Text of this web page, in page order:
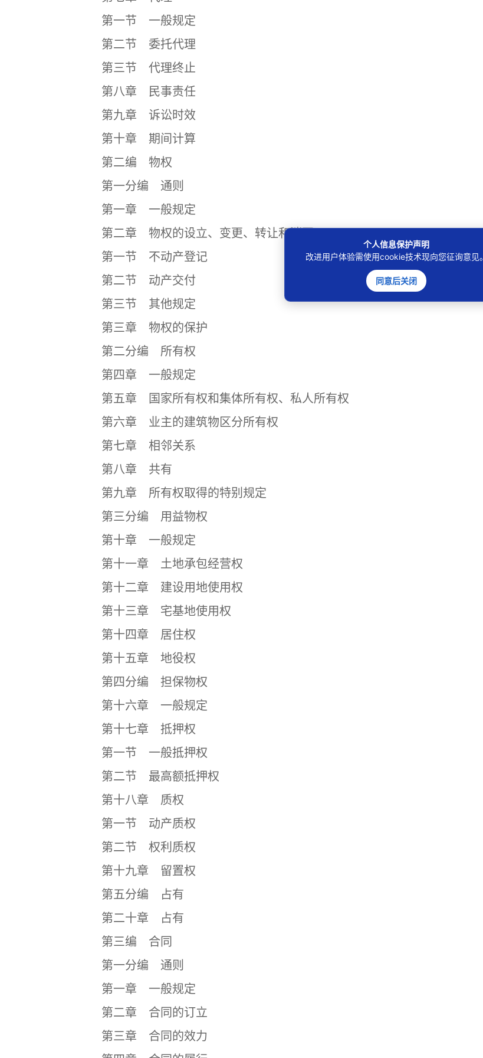
第一节 一般规定
第二节 委托代理
第三节 代理终止
第八章 民事责任
第九章 诉讼时效
第十章 期间计算
第二编 物权
第一分编 通则
第一章 一般规定
第二章 物权的设立、变更、转让和消灭
第一节 不动产登记
第二节 动产交付
第三节 其他规定
第三章 物权的保护
第二分编 所有权
第四章 一般规定
第五章 国家所有权和集体所有权、私人所有权
第六章 业主的建筑物区分所有权
第七章 相邻关系
第八章 共有
第九章 所有权取得的特别规定
第三分编 用益物权
第十章 一般规定
第十一章 土地承包经营权
第十二章 建设用地使用权
第十三章 宅基地使用权
第十四章 居住权
第十五章 地役权
第四分编 担保物权
第十六章 一般规定
第十七章 抵押权
第一节 一般抵押权
第二节 最高额抵押权
第十八章 质权
第一节 动产质权
第二节 权利质权
第十九章 留置权
第五分编 占有
第二十章 占有
第三编 合同
第一分编 通则
第一章 一般规定
第二章 合同的订立
第三章 合同的效力
个人信息保护声明
改进用户体验需使用cookie技术现向您征询意见。
同意后关闭